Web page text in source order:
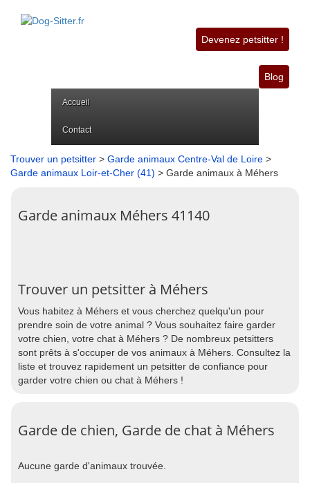
Devenez petsitter !
Blog
Accueil
Contact
Trouver un petsitter > Garde animaux Centre-Val de Loire >
Garde animaux Loir-et-Cher (41) > Garde animaux à Méhers
Garde animaux Méhers 41140
Trouver un petsitter à Méhers
Vous habitez à Méhers et vous cherchez quelqu'un pour
prendre soin de votre animal ? Vous souhaitez faire garder
votre chien, votre chat à Méhers ? De nombreux petsitters
sont prêts à s'occuper de vos animaux à Méhers. Consultez la
liste et trouvez rapidement un petsitter de confiance pour
garder votre chien ou chat à Méhers !
Garde de chien, Garde de chat à Méhers
Aucune garde d'animaux trouvée.